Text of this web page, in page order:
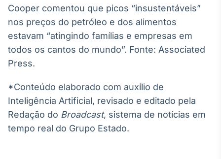
Broadcast
Widgets
Componentes
Broadcast
Wallboard
Conteúdos e
Cooper comentou que picos “insustentáveis”
nos preços do petróleo e dos alimentos
estavam “atingindo famílias e empresas em
todos os cantos do mundo”. Fonte: Associated
Press.
*Conteúdo elaborado com auxílio de
Inteligência Artificial, revisado e editado pela
Redação do Broadcast, sistema de notícias em
tempo real do Grupo Estado.